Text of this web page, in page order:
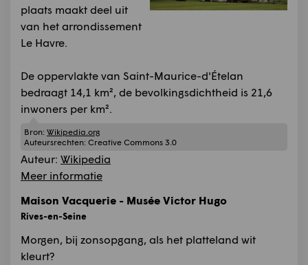
plaats maakt deel uit
van het arrondissement
Le Havre.
De oppervlakte van Saint-Maurice-d'Ételan
bedraagt 14,1 km², de bevolkingsdichtheid is 21,6
inwoners per km².
Bron: Wikipedia.org
Auteursrechten: Creative Commons 3.0
Auteur: Wikipedia
Meer informatie
Maison Vacquerie - Musée Victor Hugo
Rives-en-Seine
Morgen, bij zonsopgang, als het platteland wit
kleurt?